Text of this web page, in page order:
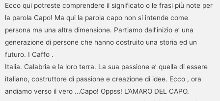
Ecco qui potreste comprendere il significato o le frasi più note per
la parola Capo! Ma qui la parola capo non si intende come
persona ma una altra dimensione. Partiamo dall’inizio e’ una
generazione di persone che hanno costruito una storia ed un
futuro. I Caffo .
Italia. Calabria e la loro terra. La sua passione e’ quella di essere
italiano, costruttore di passione e creazione di idee. Ecco , ora
andiamo verso il vero …Capo! Oppss! L’AMARO DEL CAPO.